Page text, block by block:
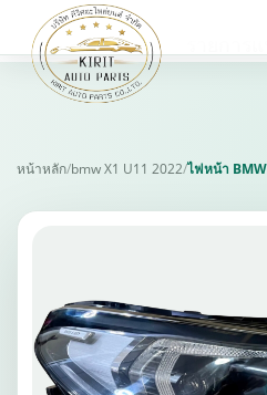
หน้าหลัก/bmw X1 U11 2022/ไฟหน้า